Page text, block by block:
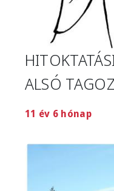
ALSÓ
11 év 6 hónap
Image